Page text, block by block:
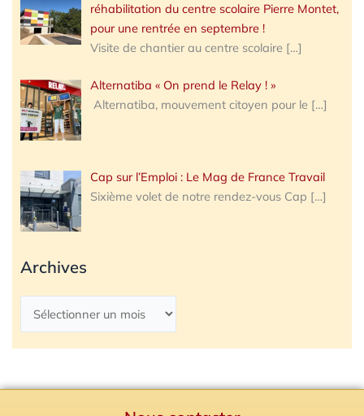
réhabilitation du centre scolaire Pierre Montet,
pour une rentrée en septembre !
Visite de chantier au centre scolaire […]
Alternatiba « On prend le Relay ! »
Alternatiba, mouvement citoyen pour le […]
Cap sur l’Emploi : Le Mag de France Travail
Sixième volet de notre rendez-vous Cap […]
Archives